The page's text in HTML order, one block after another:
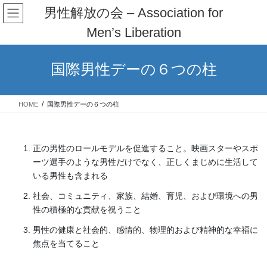
コ
ン
ン
ナ
ビ
ー
男性解放の会 – Association for
Men’s Liberation
国際男性デーの６つの柱
HOME 国際男性デーの６つの柱
正の男性のロールモデルを促進すること。映画スターやスポ
ーツ選手のような男性だけでなく、正しくまじめに生活して
いる男性も含まれる
社会、コミュニティ、家族、結婚、育児、および環境への男
性の積極的な貢献を祝うこと
男性の健康と社会的、感情的、物理的および精神的な幸福に
焦点を当てること